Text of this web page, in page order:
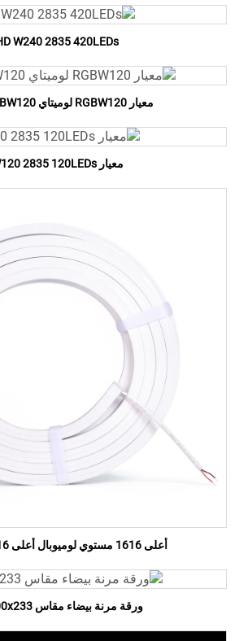
W240 2835 420LEDs
معيار RGBW120 لوميتاي STD RGBW120
معيار W120 2835 120LEDs
أعلى 1616 مستوي لوميوبال أعلى 1616 مستوي
ورقة مرنة بيضاء مقاس 500x233 مم